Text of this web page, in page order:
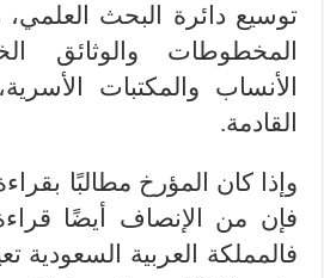
توسيع دائرة البحث
المخطوطات والوثائق
الأنساب والمكتبات
القادمة.
وإذا كان المؤرخ مطالبًا
فإن من الإنصاف أيضًا
فالمملكة العربية